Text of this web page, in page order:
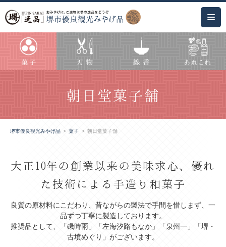
朝日堂菓子舗
堺市優良観光みやげ品 菓子 朝日堂菓子舗
大正10年の創業以来の美味求心、優れ
た技術による手造り和菓子
良質の原材料にこだわり、昔ながらの製法で手間を惜しまず、一
品ずつ丁寧に製造しております。
推奨品として、「磯時雨」「左海汐路もなか」「泉州一」「堺・
古墳めぐり」がございます。